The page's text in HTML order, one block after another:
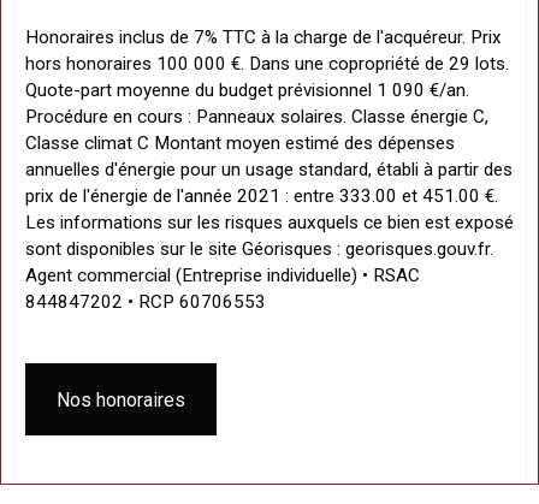
Honoraires inclus de 7% TTC à la charge de l'acquéreur. Prix
hors honoraires 100 000 €. Dans une copropriété de 29 lots.
Quote-part moyenne du budget prévisionnel 1 090 €/an.
Procédure en cours : Panneaux solaires. Classe énergie C,
Classe climat C Montant moyen estimé des dépenses
annuelles d'énergie pour un usage standard, établi à partir des
prix de l'énergie de l'année 2021 : entre 333.00 et 451.00 €.
Les informations sur les risques auxquels ce bien est exposé
sont disponibles sur le site Géorisques : georisques.gouv.fr.
Agent commercial (Entreprise individuelle) • RSAC
844847202 • RCP 60706553
Nos honoraires